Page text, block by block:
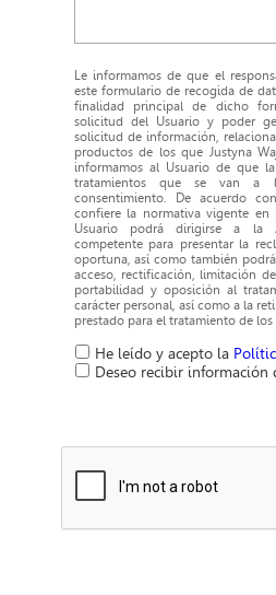
Le informamos de que el
este formulario de recogida de
finalidad principal de dicho
solicitud del Usuario y poder
solicitud de información,
productos de los que Justyna
informamos al Usuario de que
tratamientos que se van
consentimiento. De acuerdo
confiere la normativa vigente
Usuario podrá dirigirse a la
competente para presentar la
oportuna, así como también
acceso, rectificación, limitación
portabilidad y oposición al
carácter personal, así como a la
prestado para el tratamiento de los
He leído y acepto la
Deseo recibir información